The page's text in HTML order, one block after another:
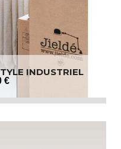
INDUSTRIEL
€